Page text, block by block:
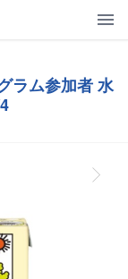
ラム参加者 水